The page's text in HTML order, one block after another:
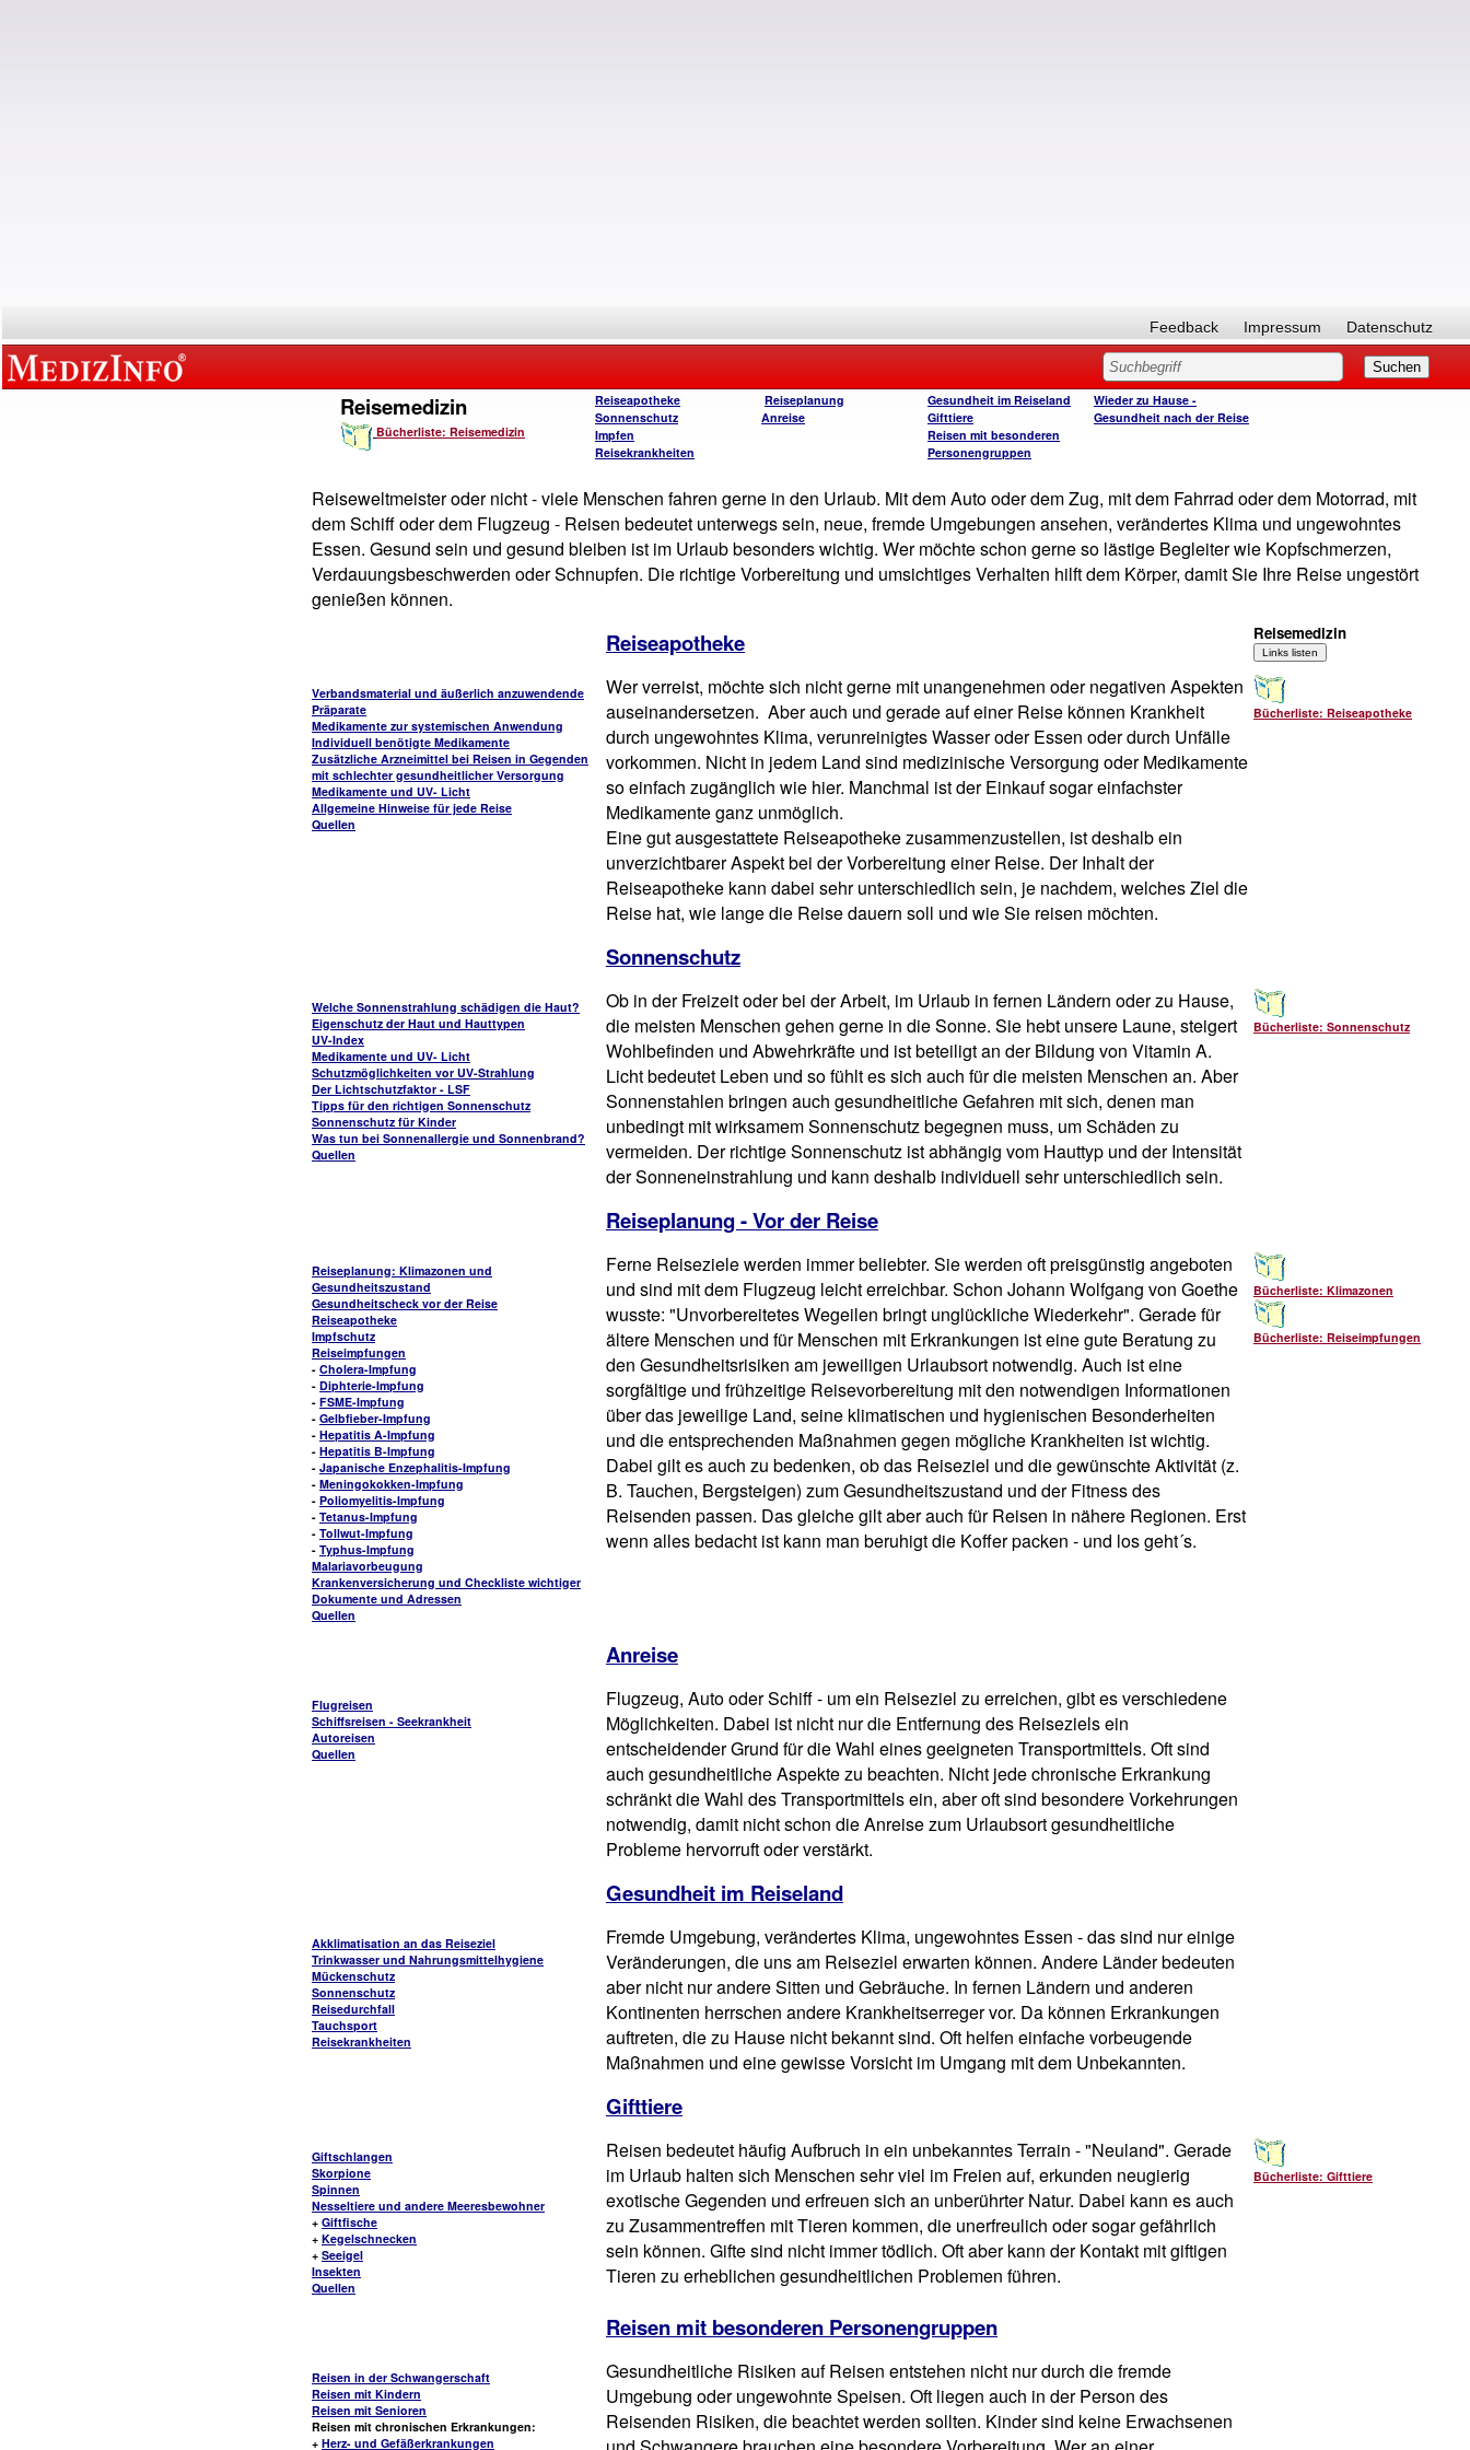
Feedback Impressum Datenschutz
Reisemedizin
Bücherliste: Reisemedizin
Reiseapotheke
Sonnenschutz
Impfen
Reisekrankheiten
Reiseplanung
Anreise
Gesundheit im Reiseland
Gifttiere
Reisen mit besonderen
Personengruppen
Wieder zu Hause -
Gesundheit nach der Reise
Reiseweltmeister oder nicht - viele Menschen fahren gerne in den Urlaub. Mit dem Auto oder dem Zug, mit dem Fahrrad oder dem Motorrad, mit
dem Schiff oder dem Flugzeug - Reisen bedeutet unterwegs sein, neue, fremde Umgebungen ansehen, verändertes Klima und ungewohntes
Essen. Gesund sein und gesund bleiben ist im Urlaub besonders wichtig. Wer möchte schon gerne so lästige Begleiter wie Kopfschmerzen,
Verdauungsbeschwerden oder Schnupfen. Die richtige Vorbereitung und umsichtiges Verhalten hilft dem Körper, damit Sie Ihre Reise ungestört
genießen können.
Reiseapotheke Reisemedizin
Verbandsmaterial und äußerlich anzuwendende
Präparate
Medikamente zur systemischen Anwendung
Individuell benötigte Medikamente
Zusätzliche Arzneimittel bei Reisen in Gegenden
mit schlechter gesundheitlicher Versorgung
Medikamente und UV- Licht
Allgemeine Hinweise für jede Reise
Quellen
Wer verreist, möchte sich nicht gerne mit unangenehmen oder negativen Aspekten
auseinandersetzen. Aber auch und gerade auf einer Reise können Krankheit
durch ungewohntes Klima, verunreinigtes Wasser oder Essen oder durch Unfälle
vorkommen. Nicht in jedem Land sind medizinische Versorgung oder Medikamente
so einfach zugänglich wie hier. Manchmal ist der Einkauf sogar einfachster
Medikamente ganz unmöglich.
Eine gut ausgestattete Reiseapotheke zusammenzustellen, ist deshalb ein
unverzichtbarer Aspekt bei der Vorbereitung einer Reise. Der Inhalt der
Reiseapotheke kann dabei sehr unterschiedlich sein, je nachdem, welches Ziel die
Reise hat, wie lange die Reise dauern soll und wie Sie reisen möchten.
Bücherliste: Reiseapotheke
Sonnenschutz
Welche Sonnenstrahlung schädigen die Haut?
Eigenschutz der Haut und Hauttypen
UV-Index
Medikamente und UV- Licht
Schutzmöglichkeiten vor UV-Strahlung
Der Lichtschutzfaktor - LSF
Tipps für den richtigen Sonnenschutz
Sonnenschutz für Kinder
Was tun bei Sonnenallergie und Sonnenbrand?
Quellen
Ob in der Freizeit oder bei der Arbeit, im Urlaub in fernen Ländern oder zu Hause,
die meisten Menschen gehen gerne in die Sonne. Sie hebt unsere Laune, steigert
Wohlbefinden und Abwehrkräfte und ist beteiligt an der Bildung von Vitamin A.
Licht bedeutet Leben und so fühlt es sich auch für die meisten Menschen an. Aber
Sonnenstahlen bringen auch gesundheitliche Gefahren mit sich, denen man
unbedingt mit wirksamem Sonnenschutz begegnen muss, um Schäden zu
vermeiden. Der richtige Sonnenschutz ist abhängig vom Hauttyp und der Intensität
der Sonneneinstrahlung und kann deshalb individuell sehr unterschiedlich sein.
Bücherliste: Sonnenschutz
Reiseplanung - Vor der Reise
Reiseplanung: Klimazonen und
Gesundheitszustand
Gesundheitscheck vor der Reise
Reiseapotheke
Impfschutz
Reiseimpfungen
- Cholera-Impfung
- Diphterie-Impfung
- FSME-Impfung
- Gelbfieber-Impfung
- Hepatitis A-Impfung
- Hepatitis B-Impfung
- Japanische Enzephalitis-Impfung
- Meningokokken-Impfung
- Poliomyelitis-Impfung
- Tetanus-Impfung
- Tollwut-Impfung
- Typhus-Impfung
Malariavorbeugung
Krankenversicherung und Checkliste wichtiger
Dokumente und Adressen
Quellen
Ferne Reiseziele werden immer beliebter. Sie werden oft preisgünstig angeboten
und sind mit dem Flugzeug leicht erreichbar. Schon Johann Wolfgang von Goethe
wusste: "Unvorbereitetes Wegeilen bringt unglückliche Wiederkehr". Gerade für
ältere Menschen und für Menschen mit Erkrankungen ist eine gute Beratung zu
den Gesundheitsrisiken am jeweiligen Urlaubsort notwendig. Auch ist eine
sorgfältige und frühzeitige Reisevorbereitung mit den notwendigen Informationen
über das jeweilige Land, seine klimatischen und hygienischen Besonderheiten
und die entsprechenden Maßnahmen gegen mögliche Krankheiten ist wichtig.
Dabei gilt es auch zu bedenken, ob das Reiseziel und die gewünschte Aktivität (z.
B. Tauchen, Bergsteigen) zum Gesundheitszustand und der Fitness des
Reisenden passen. Das gleiche gilt aber auch für Reisen in nähere Regionen. Erst
wenn alles bedacht ist kann man beruhigt die Koffer packen - und los geht´s.
Bücherliste: Klimazonen
Bücherliste: Reiseimpfungen
Anreise
Flugreisen
Schiffsreisen - Seekrankheit
Autoreisen
Quellen
Flugzeug, Auto oder Schiff - um ein Reiseziel zu erreichen, gibt es verschiedene
Möglichkeiten. Dabei ist nicht nur die Entfernung des Reiseziels ein
entscheidender Grund für die Wahl eines geeigneten Transportmittels. Oft sind
auch gesundheitliche Aspekte zu beachten. Nicht jede chronische Erkrankung
schränkt die Wahl des Transportmittels ein, aber oft sind besondere Vorkehrungen
notwendig, damit nicht schon die Anreise zum Urlaubsort gesundheitliche
Probleme hervorruft oder verstärkt.
Gesundheit im Reiseland
Akklimatisation an das Reiseziel
Trinkwasser und Nahrungsmittelhygiene
Mückenschutz
Sonnenschutz
Reisedurchfall
Tauchsport
Reisekrankheiten
Fremde Umgebung, verändertes Klima, ungewohntes Essen - das sind nur einige
Veränderungen, die uns am Reiseziel erwarten können. Andere Länder bedeuten
aber nicht nur andere Sitten und Gebräuche. In fernen Ländern und anderen
Kontinenten herrschen andere Krankheitserreger vor. Da können Erkrankungen
auftreten, die zu Hause nicht bekannt sind. Oft helfen einfache vorbeugende
Maßnahmen und eine gewisse Vorsicht im Umgang mit dem Unbekannten.
Gifttiere
Giftschlangen
Skorpione
Spinnen
Nesseltiere und andere Meeresbewohner
+ Giftfische
+ Kegelschnecken
+ Seeigel
Insekten
Quellen
Reisen bedeutet häufig Aufbruch in ein unbekanntes Terrain - "Neuland". Gerade
im Urlaub halten sich Menschen sehr viel im Freien auf, erkunden neugierig
exotische Gegenden und erfreuen sich an unberührter Natur. Dabei kann es auch
zu Zusammentreffen mit Tieren kommen, die unerfreulich oder sogar gefährlich
sein können. Gifte sind nicht immer tödlich. Oft aber kann der Kontakt mit giftigen
Tieren zu erheblichen gesundheitlichen Problemen führen.
Bücherliste: Gifttiere
Reisen mit besonderen Personengruppen
Reisen in der Schwangerschaft
Reisen mit Kindern
Reisen mit Senioren
Reisen mit chronischen Erkrankungen:
+ Herz- und Gefäßerkrankungen
Gesundheitliche Risiken auf Reisen entstehen nicht nur durch die fremde
Umgebung oder ungewohnte Speisen. Oft liegen auch in der Person des
Reisenden Risiken, die beachtet werden sollten. Kinder sind keine Erwachsenen